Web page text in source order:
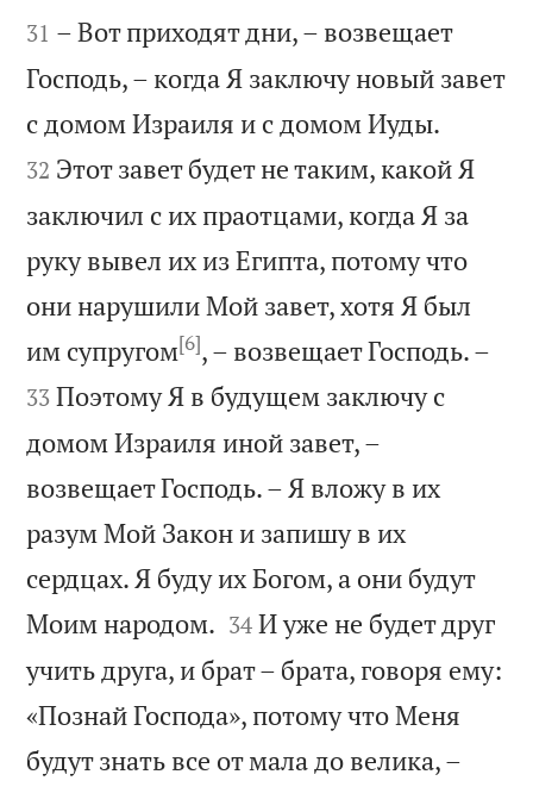


31 – Вот приходят дни, – возвещает
Господь, – когда Я заключу новый завет
с домом Израиля и с домом Иуды.
32 Этот завет будет не таким, какой Я
заключил с их праотцами, когда Я за
руку вывел их из Египта, потому что
они нарушили Мой завет, хотя Я был
им супругом[6], – возвещает Господь. –
33 Поэтому Я в будущем заключу с
домом Израиля иной завет, –
возвещает Господь. – Я вложу в их
разум Мой Закон и запишу в их
сердцах. Я буду их Богом, а они будут
Моим народом. 

34 И уже не будет друг
учить друга, и брат – брата, говоря ему:
«Познай Господа», потому что Меня
будут знать все от мала до велика, –